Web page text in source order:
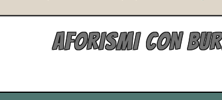
AFORISMI CON